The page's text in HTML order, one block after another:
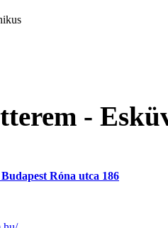
-
Róna utca 186